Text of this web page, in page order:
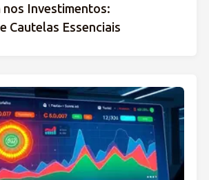
nos Investimentos:
Cautelas Essenciais